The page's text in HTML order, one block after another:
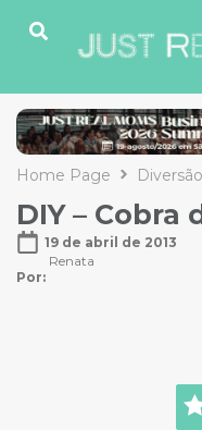
Home Page Diversão
DIY – Cobra
19 de abril de 2013
Por:
Renata